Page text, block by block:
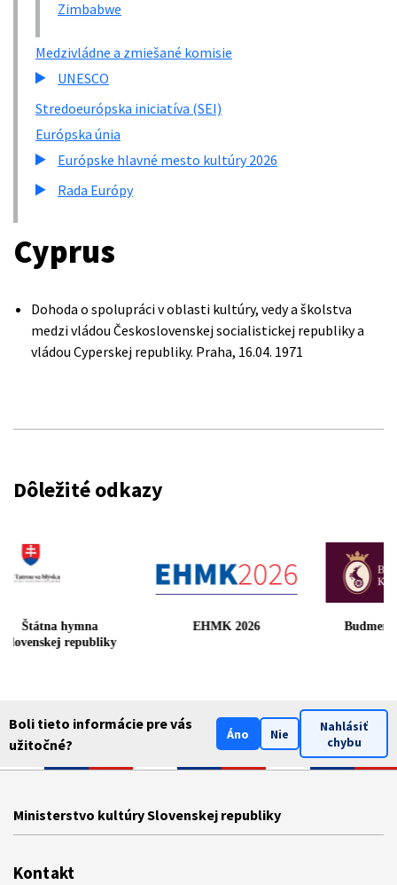
Zimbabwe
Medzivládne a zmiešané komisie
UNESCO
Stredoeurópska iniciatíva (SEI)
Európska únia
Európske hlavné mesto kultúry 2026
Rada Európy
Cyprus
Dohoda o spolupráci v oblasti kultúry, vedy a školstva
medzi vládou Československej socialistickej republiky a
vládou Cyperskej republiky. Praha, 16.04. 1971
Dôležité odkazy
Štátna hymna
Slovenskej republiky
EHMK 2026
Boli tieto informácie pre vás
užitočné?
Áno Nie
Nahlásiť
chybu
Ministerstvo kultúry Slovenskej republiky
Kontakt